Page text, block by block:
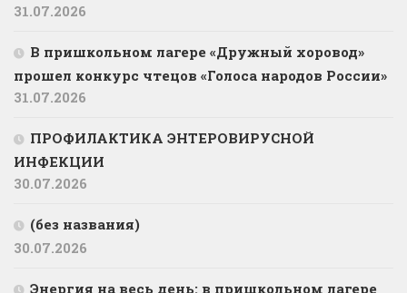
31.07.2026
В пришкольном лагере «Дружный хоровод»
прошел конкурс чтецов «Голоса народов России»
31.07.2026
ПРОФИЛАКТИКА ЭНТЕРОВИРУСНОЙ
ИНФЕКЦИИ
30.07.2026
(без названия)
30.07.2026
️Энергия на весь день: в пришкольном лагере